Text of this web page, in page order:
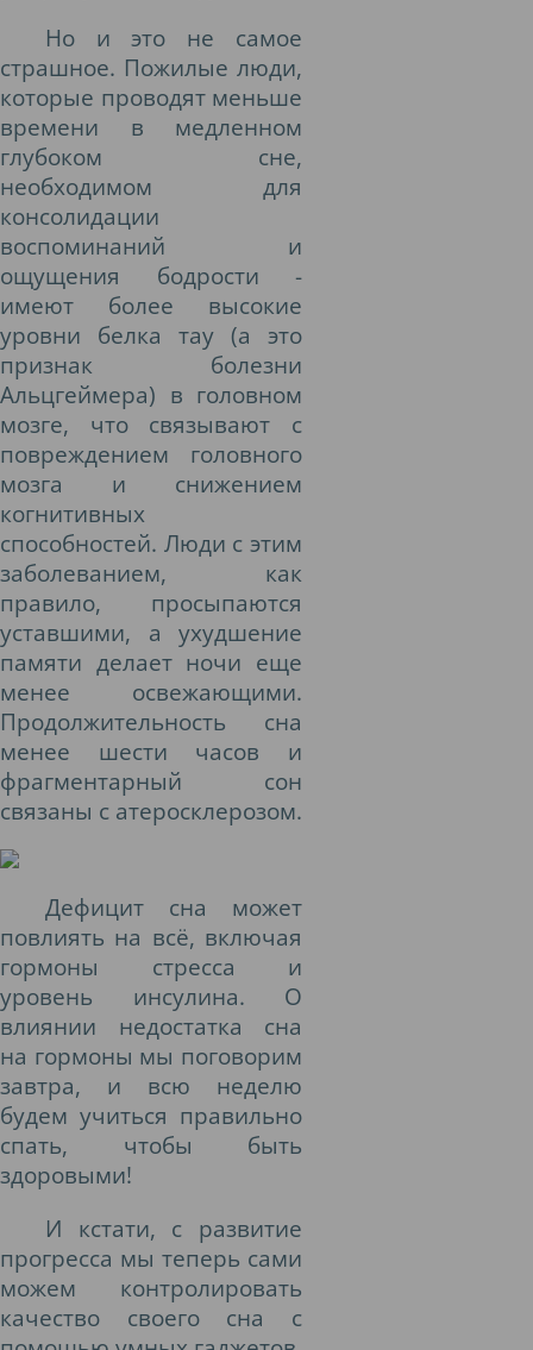
Но и это не самое
страшное. Пожилые люди,
которые проводят меньше
времени в медленном
глубоком сне,
необходимом для
консолидации
воспоминаний и
ощущения бодрости -
имеют более высокие
уровни белка тау (а это
признак болезни
Альцгеймера) в головном
мозге, что связывают с
повреждением головного
мозга и снижением
когнитивных
способностей. Люди с этим
заболеванием, как
правило, просыпаются
уставшими, а ухудшение
памяти делает ночи еще
менее освежающими.
Продолжительность сна
менее шести часов и
фрагментарный сон
связаны с атеросклерозом.
Дефицит сна может
повлиять на всё, включая
гормоны стресса и
уровень инсулина. О
влиянии недостатка сна
на гормоны мы поговорим
завтра, и всю неделю
будем учиться правильно
спать, чтобы быть
здоровыми!
И кстати, с развитие
прогресса мы теперь сами
можем контролировать
качество своего сна с